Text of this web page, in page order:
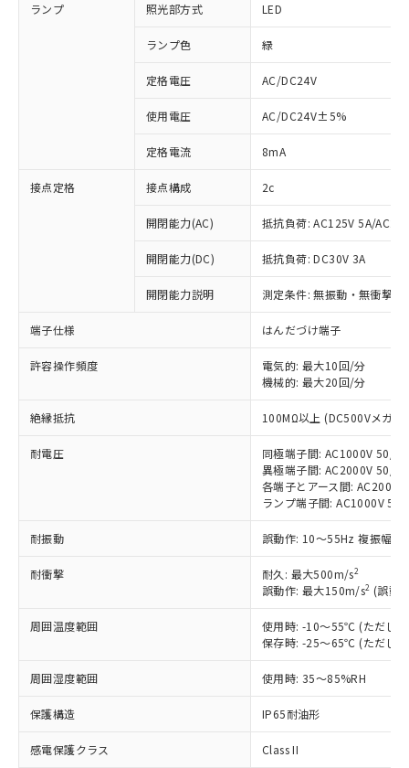
ランプ 照光部方式 LED
ランプ色 緑
定格電圧 AC/DC24V
使用電圧 AC/DC24V±5%
定格電流 8mA
接点定格 接点構成 2c
開閉能力(AC) 抵抗負荷: AC125V 5A/
開閉能力(DC) 抵抗負荷: DC30V 3A
開閉能力説明 測定条件: 無振動・無衝撃
端子仕様 はんだづけ端子
許容操作頻度
電気的: 最大10回/分
機械的: 最大20回/分
絶縁抵抗 100MΩ以上 (DC500Vメガ)
耐電圧
同極端子間: AC1000V 50/
異極端子間: AC2000V 50/
各端子とアース間:
ランプ端子間: AC1000V
耐振動 誤動作: 10～55Hz 複振幅
耐衝撃 耐久: 最大500m/s2
誤動作: 最大150m/s2 (誤動
周囲温度範囲
使用時: -10～55℃ (ただし
保存時: -25～65℃ (ただし
周囲湿度範囲 使用時: 35～85%RH
保護構造 IP65耐油形
感電保護クラス Class II
ご利用条件
以下の条件をお読みいただき、同意のうえ
本サービスは、当社制御機器事業取扱
商品の当社在庫状況および標準価格
(税抜)を提供させていただくもので
当社制御機器事業取扱商品の中には、
本サービスの対象外となる商品もある
在庫状況および標準価格照会結果は、
記載している更新日時点での社内デー
タに基づき作成されるものであり、閲
覧された時点での実際の在庫および標
準価格とは異なる場合があることをご
対応済み：EU RoHS指令（10物質）の
非含有に対応した製品が提供可能な商品で
有に対応した製品に切り替える予定のある
対応予定なし：EU RoHS指令（10物質）の
非含有に非対応の商品で、対応品を出す予
調査・確認中：EU RoHS指令（10物質）の
非含有の対応状況を調査中または確認中の
非該当品：ライセンス料など無形物で、有
害物質有無と関係のない商品です。
仕入先様の事情により、非含有部品として
いたものが、含有品と判明した場合などや
むを得ず変更することがあります。
鉛(Pb) 1000ppm以下、 水銀(Hg) 1000ppm以下、 カド
ミウム(Cd) 100ppm以下、
六価クロム(Cr(Ⅵ)) 1000ppm以下、ポリ臭化ビフェニル
類(PBB) 1000ppm以下、ポリ臭化ジフェニルエーテル類
(PBDE) 1000ppm以下、フタル酸ビス(2-エチルヘキシ
「○」：最大均質材料含有率が中国RoHSの
基準値以下であることを示します。
「×」：最大均質材料含有率が中国RoHSの
基準値を超えていることを示します。
い合わせください。
*中国RoHS10物質の基準値 (GB/T26572)：
Cr(Ⅵ)(六価クロム) : 1000ppm、 PBBs(ポリ臭化ビフェ
当社は、これら貴社製品のうち、外国
為替および外国貿易法に定める商品
（以下｢規制貨物等」という）を輸出
または国外への提供する場合は、日本
国政府の輸出許可(または役務取引許
可)を取得するなどの必要な手続きを
とります。